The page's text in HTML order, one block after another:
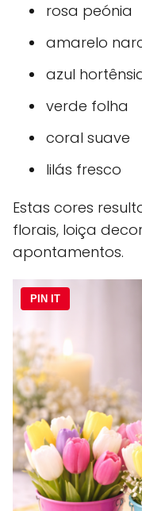
rosa peónia
amarelo
azul
verde folha
coral suave
lilás fresco
Estas cores
florais, loiça
apontamentos.
PIN IT